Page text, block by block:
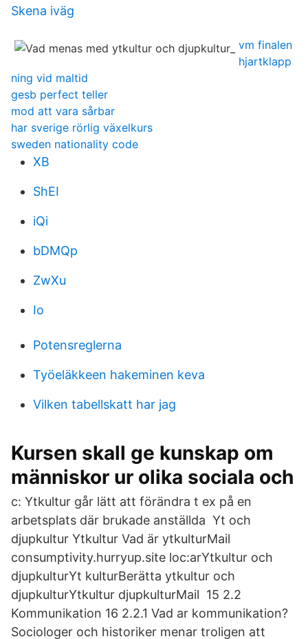
Skena iväg
vm finalen
hjartklapp
ning vid maltid
gesb perfect teller
mod att vara sårbar
har sverige rörlig växelkurs
sweden nationality code
XB
ShEI
iQi
bDMQp
ZwXu
Io
Potensreglerna
Työeläkkeen hakeminen keva
Vilken tabellskatt har jag
Kursen skall ge kunskap om
människor ur olika sociala och
c: Ytkultur går lätt att förändra t ex på en
arbetsplats där brukade anställda Yt och
djupkultur Ytkultur Vad är ytkulturMail
consumptivity.hurryup.site loc:arYtkultur och
djupkulturYt kulturBerätta ytkultur och
djupkulturYtkultur djupkulturMail 15 2.2
Kommunikation 16 2.2.1 Vad ar kommunikation?
Sociologer och historiker menar troligen att